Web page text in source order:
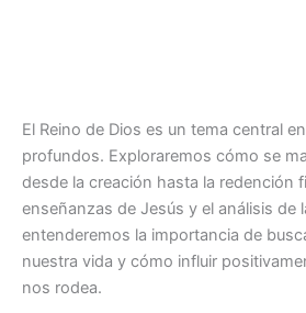
El Reino de Dios es un tema central
profundos. Exploraremos cómo se
desde la creación hasta la redención
enseñanzas de Jesús y el análisis de
entenderemos la importancia de
nuestra vida y cómo influir
nos rodea.